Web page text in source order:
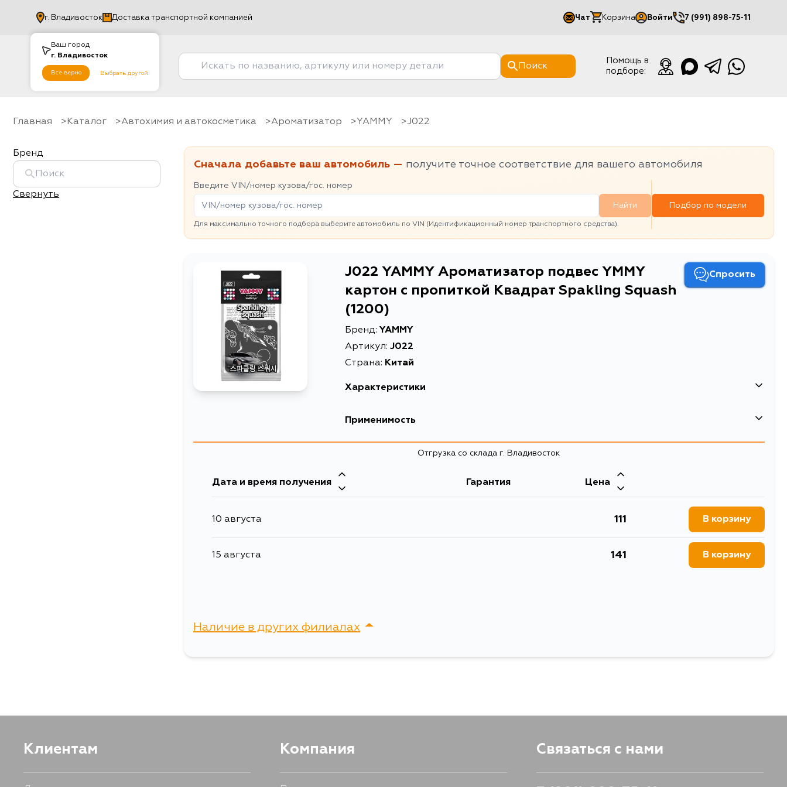
Ваш город
г. Владивосток
Все верно Выбрать другой
г. Владивосток Доставка транспортной компанией Чат Корзина Войти
Мой кабинет
7 (991) 898-75-11
Поиск
Помощь в
подборе:
Главная Каталог Автохимия и автокосметика Ароматизатор YAMMY J022
Бренд
Свернуть
Сначала добавьте ваш автомобиль — получите точное соответствие для вашего автомобиля
Введите VIN/номер кузова/гос. номер
Найти
Для максимально точного подбора выберите автомобиль по VIN (Идентификационный номер транспортного средства).
Подбор по модели
J022 YAMMY Ароматизатор подвес YMMY
картон с пропиткой Квадрат Spakling Squash
(1200)
Спросить
Бренд: YAMMY
Артикул:J022
Страна: Китай
Характеристики
Применимость
Отгрузка со склада г. Владивосток
Дата и время получения Гарантия Цена
10 августа 111 В корзину
15 августа 141 В корзину
Наличие в других филиалах
Клиентам Компания Связаться с нами